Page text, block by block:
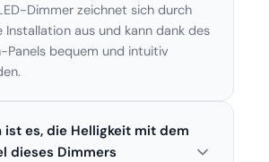
Dimmer zeichnet sich durch
Installation aus und kann dank des
Panels bequem und intuitiv
ist es, die Helligkeit mit dem
dieses Dimmers